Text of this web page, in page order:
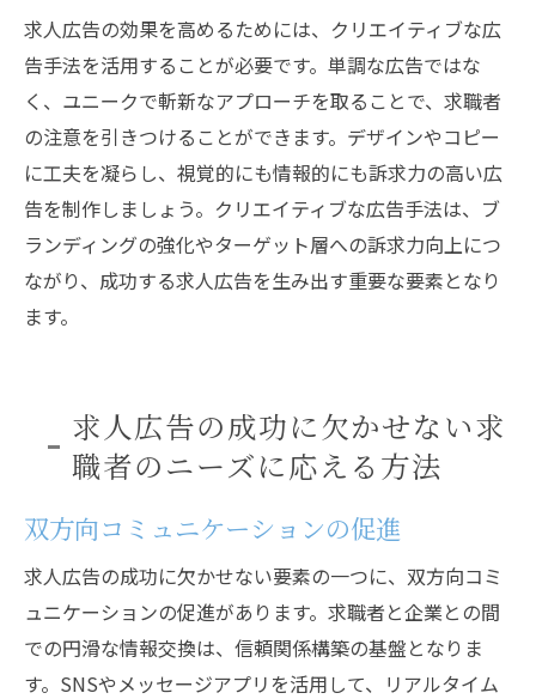
求人広告の効果を高めるためには、クリエイティブな広
告手法を活用することが必要です。単調な広告ではな
く、ユニークで斬新なアプローチを取ることで、求職者
の注意を引きつけることができます。デザインやコピー
に工夫を凝らし、視覚的にも情報的にも訴求力の高い広
告を制作しましょう。クリエイティブな広告手法は、ブ
ランディングの強化やターゲット層への訴求力向上につ
ながり、成功する求人広告を生み出す重要な要素となり
ます。
求人広告の成功に欠かせない求
職者のニーズに応える方法
双方向コミュニケーションの促進
求人広告の成功に欠かせない要素の一つに、双方向コミ
ュニケーションの促進があります。求職者と企業との間
での円滑な情報交換は、信頼関係構築の基盤となりま
す。SNSやメッセージアプリを活用して、リアルタイム